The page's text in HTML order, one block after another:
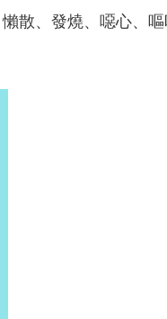
散、發燒、噁心、